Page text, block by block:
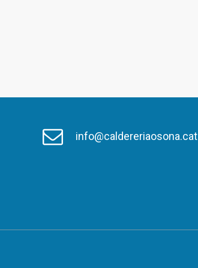
info@caldereriaosona.cat